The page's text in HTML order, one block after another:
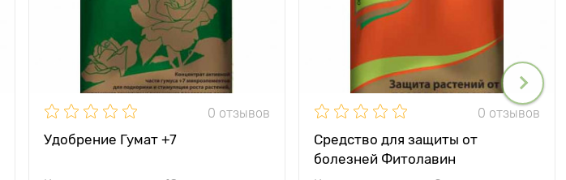
0 отзывов
Удобрение Гумат +7
0 отзывов
Средство для защиты от
болезней Фитолавин